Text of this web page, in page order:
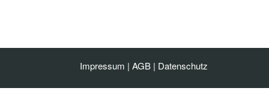
Impressum | AGB | Datenschutz